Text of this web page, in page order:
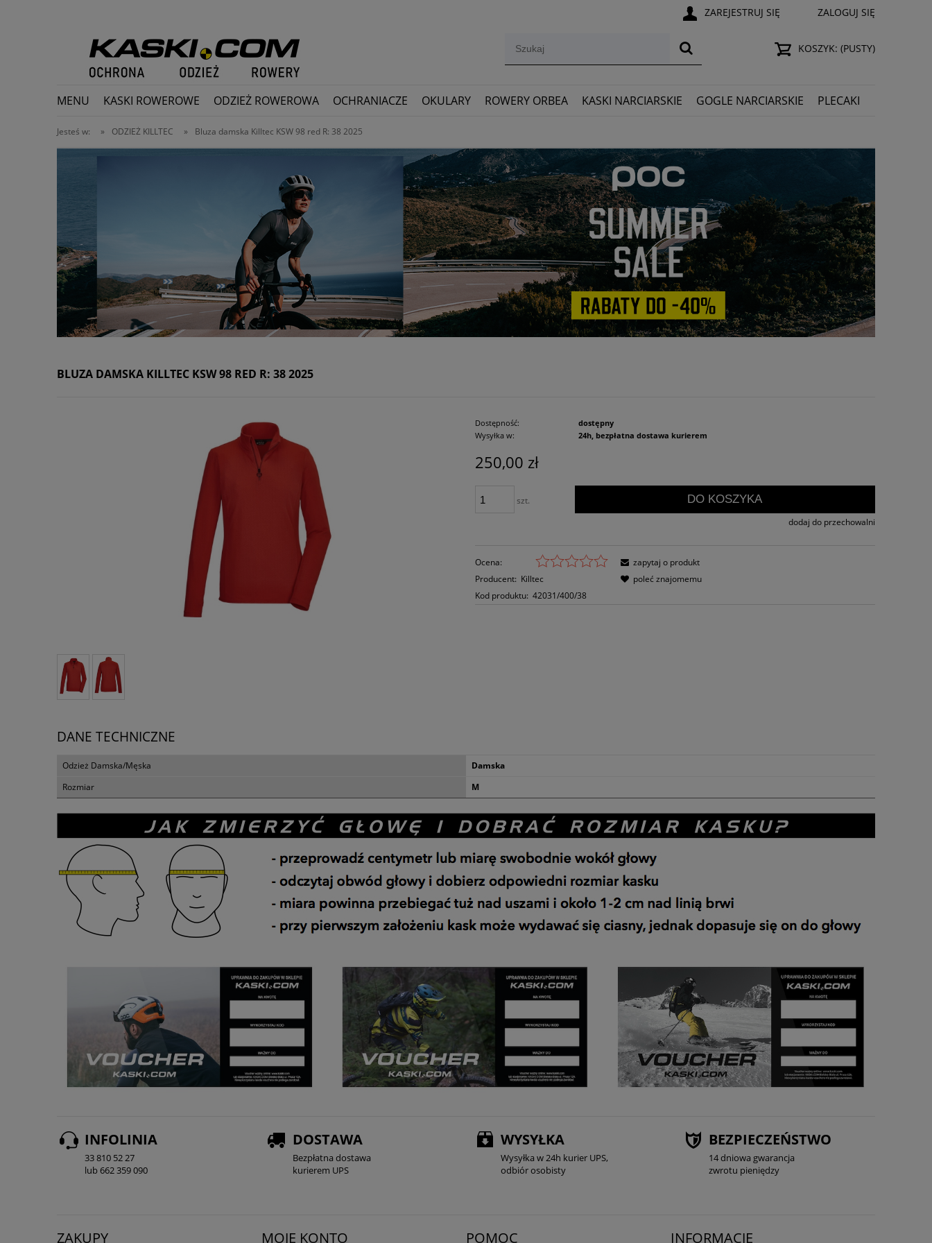
ZAREJESTRUJ SIĘ ZALOGUJ SIĘ
KOSZYK: (PUSTY)
MENU KASKI ROWEROWE ODZIEŻ ROWEROWA OCHRANIACZE OKULARY ROWERY ORBEA KASKI NARCIARSKIE GOGLE NARCIARSKIE
PLECAKI
PROMOCJE
Jesteś w: » ODZIEŻ KILLTEC » Bluza damska Killtec KSW 98 red R: 38 2025
BLUZA DAMSKA KILLTEC KSW 98 RED R: 38 2025
Dostępność:
dostępny
Wysyłka w:
24h, bezpłatna dostawa kurierem
250,00 zł
szt. DO KOSZYKA
dodaj do przechowalni
Ocena:
Producent: Killtec
Kod produktu: 42031/400/38
zapytaj o produkt
poleć znajomemu
DANE TECHNICZNE
Odzież Damska/Męska
Damska
Rozmiar
M
INFOLINIA
33 810 52 27
lub 662 359 090
DOSTAWA
Bezpłatna dostawa
kurierem UPS
WYSYŁKA
Wysyłka w 24h kurier UPS,
odbiór osobisty
BEZPIECZEŃSTWO
14 dniowa gwarancja
zwrotu pieniędzy
ZAKUPY MOJE KONTO POMOC INFORMACJE